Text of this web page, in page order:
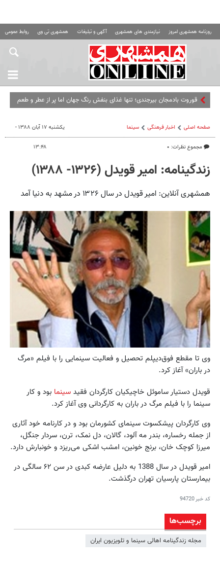
روزنامه همشهری امروز نیازمندی های همشهری آگهی و تبلیغات همشهری تی وی روابط عمومی
قوروت بادمجان بیرجندی؛ تنها غذای بنفش رنگ جهان اما پر از عطر و طعم
صفحه اصلی اخبار فرهنگی سینما
مجموع نظرات: ۰
یکشنبه ۱۷ آبان ۱۳۸۸ -
۱۳:۴۸
زندگینامه: امیر قویدل (۱۳۲۶- ۱۳۸۸)
همشهری آنلاین: امیر قویدل در سال ۱۳۲۶ در مشهد به دنیا آمد
وی تا مقطع فوق‌دیپلم تحصیل و فعالیت سینمایی را با فیلم «مرگ
در باران» آغاز کرد.
قویدل دستیار ساموئل خاچیکیان کارگردان فقید سینما بود و کار
سینما را با فیلم مرگ در باران به کارگردانی وی آغاز کرد.
وی کارگردان پیشکسوت سینمای کشورمان بود و در کارنامه خود آثاری
از جمله رخساره، بندر مه آلود، گالان، دل نمک، ترن، سردار جنگل،
میرزا کوچک خان، برنج خونین، امشب اشکی می‌ریزد و خونبارش دارد.
امیر قویدل در سال 1388 به دلیل عارضه کبدی در سن ۶۲ سالگی در
بیمارستان پارسیان تهران درگذشت.
کد خبر94720
برچسب‌ها
مجله زندگینامه اهالی سینما و تلویزیون ایران